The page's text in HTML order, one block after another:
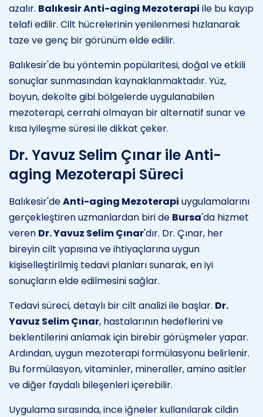
azalır. Balıkesir Anti-aging Mezoterapi ile bu kayıp
telafi edilir. Cilt hücrelerinin yenilenmesi hızlanarak
taze ve genç bir görünüm elde edilir.
Balıkesir'de bu yöntemin popülaritesi, doğal ve etkili
sonuçlar sunmasından kaynaklanmaktadır. Yüz,
boyun, dekolte gibi bölgelerde uygulanabilen
mezoterapi, cerrahi olmayan bir alternatif sunar ve
kısa iyileşme süresi ile dikkat çeker.
Dr. Yavuz Selim Çınar ile Anti-
aging Mezoterapi Süreci
Balıkesir'deAnti-aging Mezoterapi uygulamalarını
gerçekleştiren uzmanlardan biri de Bursa'da hizmet
veren Dr. Yavuz Selim Çınar'dır. Dr. Çınar, her
bireyin cilt yapısına ve ihtiyaçlarına uygun
kişiselleştirilmiş tedavi planları sunarak, en iyi
sonuçların elde edilmesini sağlar.
Tedavi süreci, detaylı bir cilt analizi ile başlar. Dr.
Yavuz Selim Çınar, hastalarının hedeflerini ve
beklentilerini anlamak için birebir görüşmeler yapar.
Ardından, uygun mezoterapi formülasyonu belirlenir.
Bu formülasyon, vitaminler, mineraller, amino asitler
ve diğer faydalı bileşenleri içerebilir.
Uygulama sırasında, ince iğneler kullanılarak cildin